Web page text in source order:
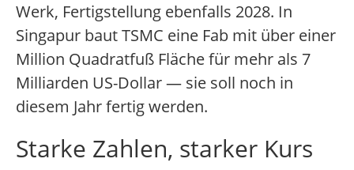
Werk, Fertigstellung ebenfalls 2028. In
Singapur baut TSMC eine Fab mit über einer
Million Quadratfuß Fläche für mehr als 7
Milliarden US-Dollar — sie soll noch in
diesem Jahr fertig werden.
Starke Zahlen, starker Kurs